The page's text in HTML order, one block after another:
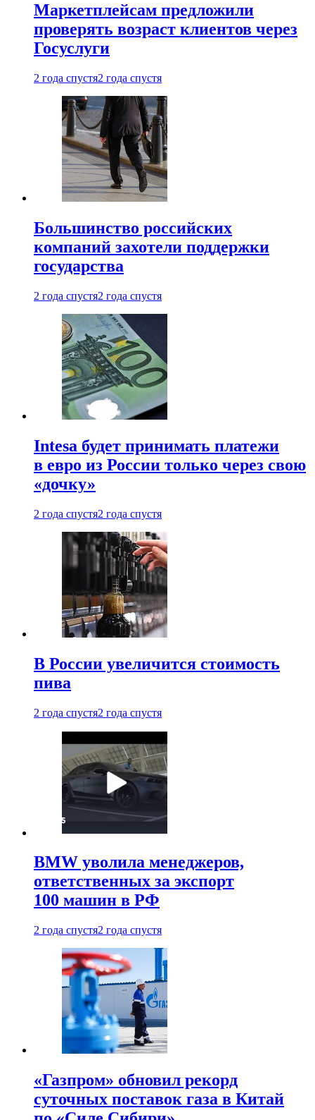
Маркетплейсам предложили
проверять возраст клиентов через
Госуслуги
2 года спустя2 года спустя
Большинство российских
компаний захотели поддержки
государства
2 года спустя2 года спустя
Intesa будет принимать платежи
в евро из России только через свою
«дочку»
2 года спустя2 года спустя
В России увеличится стоимость
пива
2 года спустя2 года спустя
BMW уволила менеджеров,
ответственных за экспорт
100 машин в РФ
2 года спустя2 года спустя
«Газпром» обновил рекорд
суточных поставок газа в Китай